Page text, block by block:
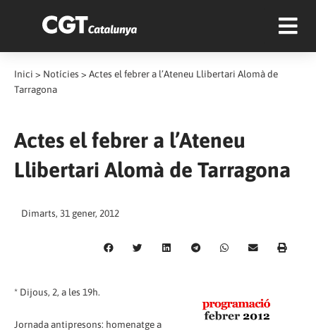
Inici > Notícies > Actes el febrer a l’Ateneu Llibertari Alomà de
Tarragona
Actes el febrer a l’Ateneu
Llibertari Alomà de Tarragona
Dimarts, 31 gener, 2012
* Dijous, 2, a les 19h.
Jornada antipresons: homenatge a